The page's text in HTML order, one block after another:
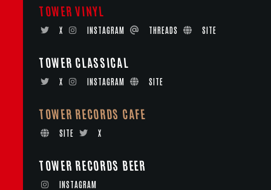
TOWER VINYL
X INSTAGRAM THREADS SITE
TOWER CLASSICAL
X INSTAGRAM SITE
TOWER RECORDS CAFE
SITE X
TOWER RECORDS BEER
INSTAGRAM